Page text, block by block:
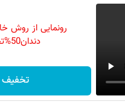
رونمایی از روش
دندان50%تخفیف🔥
تخفیف